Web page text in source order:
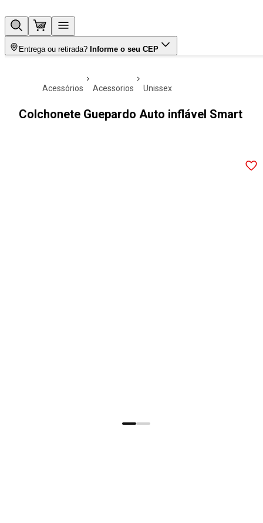
Entrega ou retirada? Informe o seu CEP
acessórios acessorios unissex
Colchonete Guepardo Auto inflável Smart